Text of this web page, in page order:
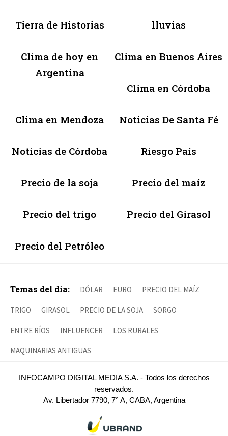
Tierra de Historias lluvias
Clima de hoy en
Argentina
Clima en Buenos Aires
Clima en Córdoba
Clima en Mendoza Noticias De Santa Fé
Noticias de Córdoba Riesgo País
Precio de la soja Precio del maíz
Precio del trigo Precio del Girasol
Precio del Petróleo
Temas del día: DÓLAR EURO PRECIO DEL MAÍZ
TRIGO GIRASOL PRECIO DE LA SOJA SORGO
ENTRE RÍOS INFLUENCER LOS RURALES
MAQUINARIAS ANTIGUAS
INFOCAMPO DIGITAL MEDIA S.A. - Todos los derechos
reservados.
Av. Libertador 7790, 7° A, CABA, Argentina